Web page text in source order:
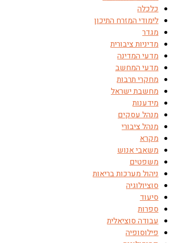
כלכלה
לימודי המזרח התיכון
מגדר
מדיניות ציבורית
מדעי המדינה
מדעי המחשב
מחקרי תרבות
מחשבת ישראל
מידענות
מנהל עסקים
מנהל ציבורי
מקרא
משאבי אנוש
משפטים
ניהול מערכות בריאות
סוציולוגיה
סיעוד
ספרות
עבודה סוציאלית
פילוסופיה